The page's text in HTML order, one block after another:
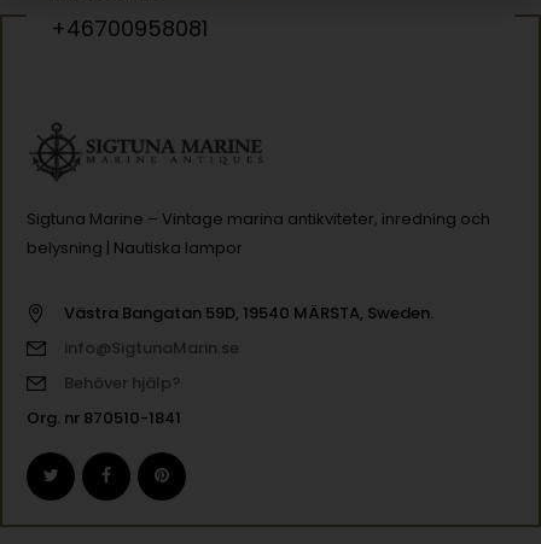
+46700958081
Sigtuna Marine – Vintage marina antikviteter, inredning och
belysning | Nautiska lampor
Västra Bangatan 59D, 19540 MÄRSTA, Sweden.
info@SigtunaMarin.se
Behöver hjälp?
Org. nr 870510-1841